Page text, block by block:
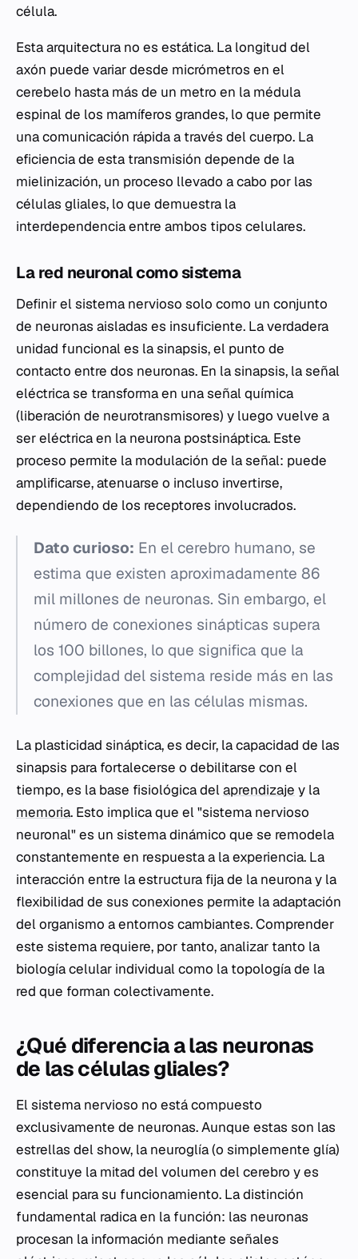
célula.
Esta arquitectura no es estática. La longitud del
axón puede variar desde micrómetros en el
cerebelo hasta más de un metro en la médula
espinal de los mamíferos grandes, lo que permite
una comunicación rápida a través del cuerpo. La
eficiencia de esta transmisión depende de la
mielinización, un proceso llevado a cabo por las
células gliales, lo que demuestra la
interdependencia entre ambos tipos celulares.
La red neuronal como sistema
Definir el sistema nervioso solo como un conjunto
de neuronas aisladas es insuficiente. La verdadera
unidad funcional es la sinapsis, el punto de
contacto entre dos neuronas. En la sinapsis, la señal
eléctrica se transforma en una señal química
(liberación de neurotransmisores) y luego vuelve a
ser eléctrica en la neurona postsináptica. Este
proceso permite la modulación de la señal: puede
amplificarse, atenuarse o incluso invertirse,
dependiendo de los receptores involucrados.
Dato curioso: En el cerebro humano, se
estima que existen aproximadamente 86
mil millones de neuronas. Sin embargo, el
número de conexiones sinápticas supera
los 100 billones, lo que significa que la
complejidad del sistema reside más en las
conexiones que en las células mismas.
La plasticidad sináptica, es decir, la capacidad de las
sinapsis para fortalecerse o debilitarse con el
tiempo, es la base fisiológica delaprendizaje y la
memoria. Esto implica que el "sistema nervioso
neuronal" es un sistema dinámico que se remodela
constantemente en respuesta a la experiencia. La
interacción entre la estructura fija de la neurona y la
flexibilidad de sus conexiones permite la adaptación
del organismo a entornos cambiantes. Comprender
este sistema requiere, por tanto, analizar tanto la
biología celular individual como la topología de la
red que forman colectivamente.
¿Qué diferencia a las neuronas
de las células gliales?
El sistema nervioso no está compuesto
exclusivamente de neuronas. Aunque estas son las
estrellas del show, la neuroglía (o simplemente glía)
constituye la mitad del volumen del cerebro y es
esencial para su funcionamiento. La distinción
fundamental radica en la función: las neuronas
procesan la información mediante señales